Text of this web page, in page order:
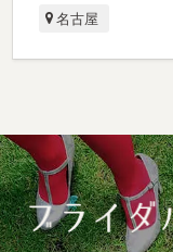
名古屋